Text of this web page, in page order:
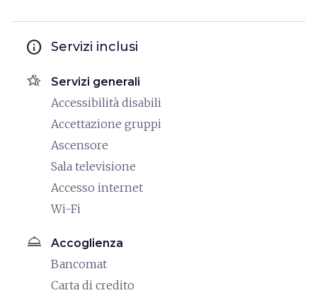
info Servizi inclusi
hotel_class Servizi generali
Accessibilità disabili
Accettazione gruppi
Ascensore
Sala televisione
Accesso internet
Wi-Fi
room_service Accoglienza
Bancomat
Carta di credito